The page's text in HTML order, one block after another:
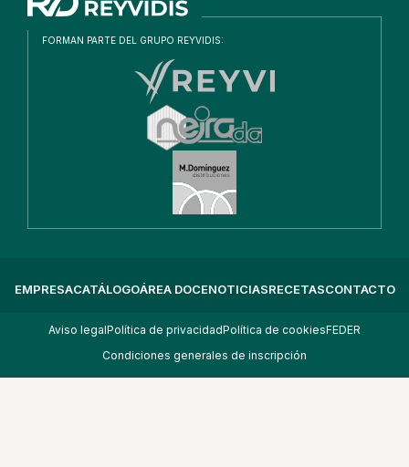
FORMAN PARTE DEL GRUPO REYVIDIS:
EMPRESACATÁLOGOÁREA DOCENOTICIASRECETASCONTACTO
Aviso legalPolítica de privacidadPolítica de cookiesFEDER
Condiciones generales de inscripción